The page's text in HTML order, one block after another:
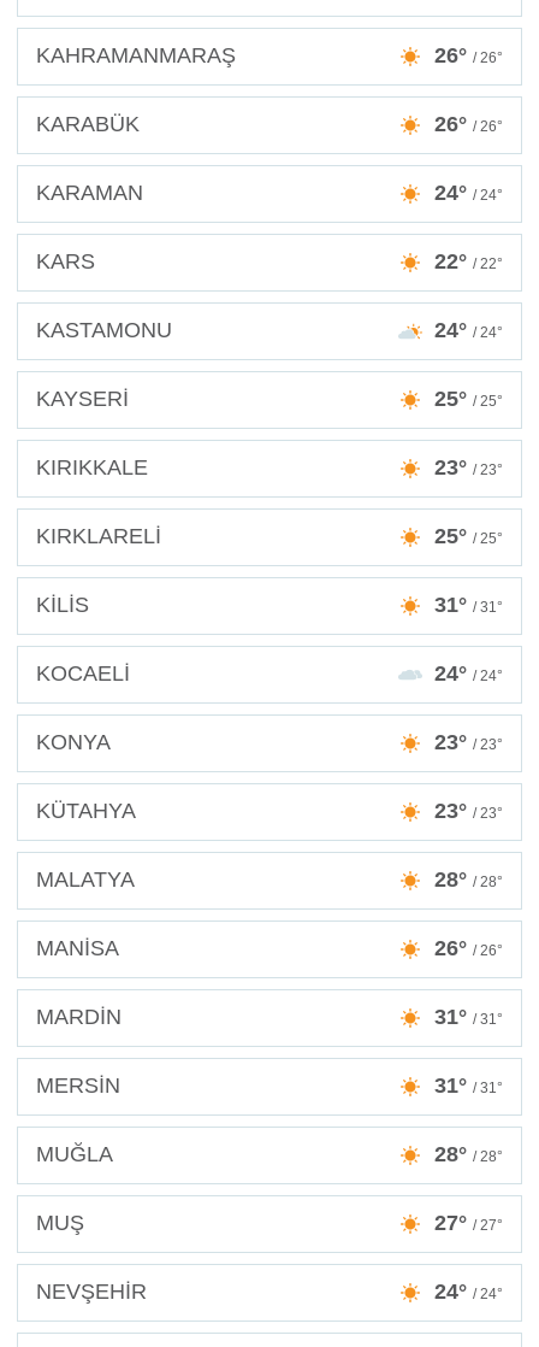
KAHRAMANMARAŞ 26° / 26°
KARABÜK 26° / 26°
KARAMAN 24° / 24°
KARS 22° / 22°
KASTAMONU 24° / 24°
KAYSERİ 25° / 25°
KIRIKKALE 23° / 23°
KIRKLARELİ 25° / 25°
KİLİS 31° / 31°
KOCAELİ 24° / 24°
KONYA 23° / 23°
KÜTAHYA 23° / 23°
MALATYA 28° / 28°
MANİSA 26° / 26°
MARDİN 31° / 31°
MERSİN 31° / 31°
MUĞLA 28° / 28°
MUŞ 27° / 27°
NEVŞEHİR 24° / 24°